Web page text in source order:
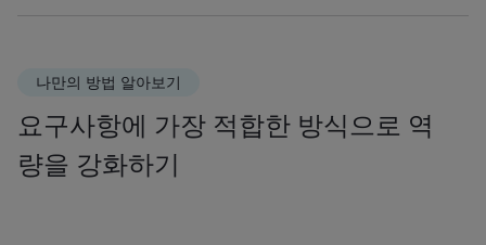
나만의 방법 알아보기
요구사항에 가장 적합한 방식으로 역
량을 강화하기